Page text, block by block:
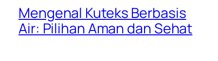
Mengenal Kuteks Berbasis
Air: Pilihan Aman dan Sehat